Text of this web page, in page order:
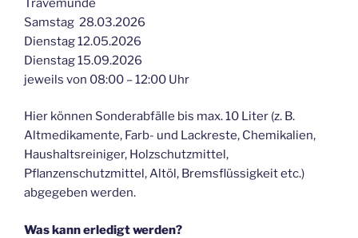
Samstag 28.03.2026
Dienstag 12.05.2026
Dienstag 15.09.2026
jeweils von 08:00 – 12:00 Uhr
Hier können Sonderabfälle bis max. 10 Liter (z. B.
Altmedikamente, Farb- und Lackreste, Chemikalien,
Haushaltsreiniger, Holzschutzmittel,
Pflanzenschutzmittel, Altöl, Bremsflüssigkeit etc.)
abgegeben werden.
Was kann erledigt werden?